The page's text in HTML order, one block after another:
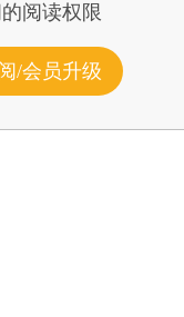
阅读权限
/会员升级